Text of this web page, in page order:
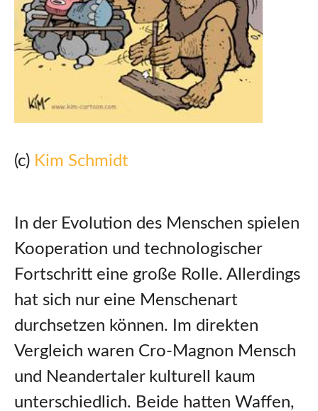
(c) Kim Schmidt
In der Evolution des Menschen spielen
Kooperation und technologischer
Fortschritt eine große Rolle. Allerdings
hat sich nur eine Menschenart
durchsetzen können. Im direkten
Vergleich waren Cro-Magnon Mensch
und Neandertaler kulturell kaum
unterschiedlich. Beide hatten Waffen,